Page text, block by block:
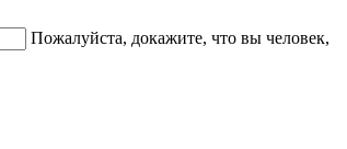
Пожалуйста, докажите, что вы человек,